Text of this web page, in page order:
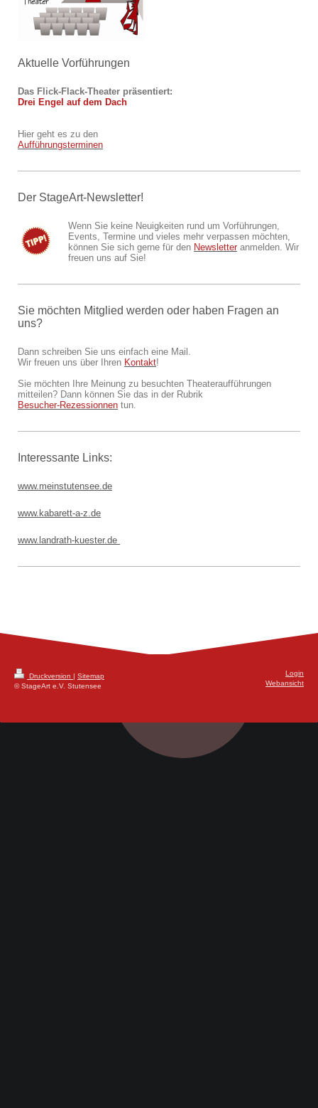
Aktuelle Vorführungen
Das Flick-Flack-Theater präsentiert:
Drei Engel auf dem Dach
Hier geht es zu den
Aufführungsterminen
Der StageArt-Newsletter!
Wenn Sie keine Neuigkeiten rund um Vorführungen,
Events, Termine und vieles mehr verpassen möchten,
können Sie sich gerne für den Newsletter anmelden. Wir
freuen uns auf Sie!
Sie möchten Mitglied werden oder haben Fragen an
uns?
Dann schreiben Sie uns einfach eine Mail.
Wir freuen uns über Ihren Kontakt!
Sie möchten Ihre Meinung zu besuchten Theateraufführungen
mitteilen? Dann können Sie das in der Rubrik
Besucher-Rezessionnen tun.
Interessante Links:
www.meinstutensee.de
www. kabarett-a-z.de
www.landrath-kuester.de
Druckversion
Sitemap
© StageArt e.V. Stutensee
Login
Webansicht